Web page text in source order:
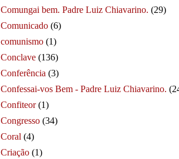
Comungai bem. Padre Luiz Chiavarino. (29)
Comunicado (6)
comunismo (1)
Conclave (136)
Conferência (3)
Confessai-vos Bem - Padre Luiz Chiavarino.
Confiteor (1)
Congresso (34)
Coral (4)
Criação (1)